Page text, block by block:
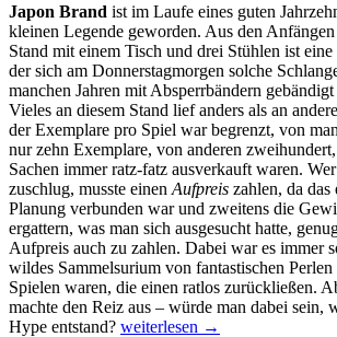
Japon Brand ist im Laufe eines guten
kleinen Legende geworden. Aus den
Stand mit einem Tisch und drei Stühlen ist
der sich am Donnerstagmorgen solche
manchen Jahren mit Absperrbändern
Vieles an diesem Stand lief anders als an
der Exemplare pro Spiel war begrenzt, von
nur zehn Exemplare, von anderen
Sachen immer ratz-fatz ausverkauft waren.
zuschlug, musste einen Aufpreis zahlen, da das
Planung verbunden war und zweitens die
ergattern, was man sich ausgesucht hatte,
Aufpreis auch zu zahlen. Dabei war es immer
wildes Sammelsurium von fantastischen Perlen
Spielen waren, die einen ratlos zurückließen.
machte den Reiz aus – würde man dabei sein,
Hype entstand? Vorbericht
weiterlesen →